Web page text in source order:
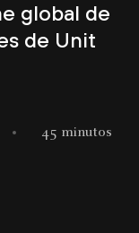
global de
de Unit
45 minutos